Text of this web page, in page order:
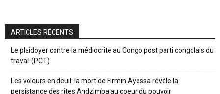
ARTICLES RÉCENTS
Le plaidoyer contre la médiocrité au Congo post parti congolais du
travail (PCT)
Les voleurs en deuil: la mort de Firmin Ayessa révèle la
persistance des rites Andzimba au coeur du pouvoir